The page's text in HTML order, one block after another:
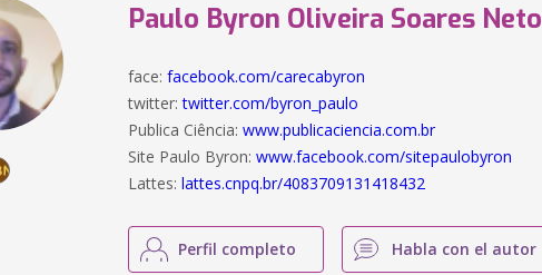
Paulo Byron Oliveira Soares Neto
face:facebook.com/carecabyron
twitter:twitter.com/byron_paulo
Publica Ciência:www.publicaciencia.com.br
Site Paulo Byron:www.facebook.com/sitepaulobyron
Lattes:lattes.cnpq.br/4083709131418432
Perfil completo Habla con el autor